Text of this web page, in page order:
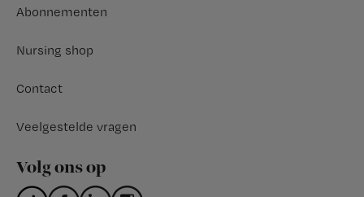
Abonnementen
Nursing shop
Contact
Veelgestelde vragen
Volg ons op